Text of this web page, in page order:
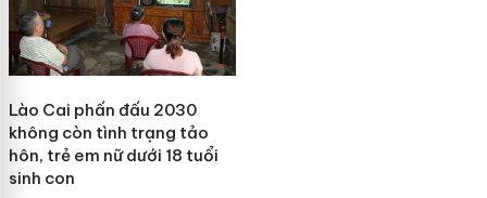
Lào Cai phấn đấu 2030
không còn tình trạng tảo
hôn, trẻ em nữ dưới 18 tuổi
sinh con